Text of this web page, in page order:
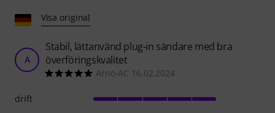
Visa original
A
Stabil, lättanvänd plug-in sändare med bra
överföringskvalitet
Arno-AC 16.02.2024
drift